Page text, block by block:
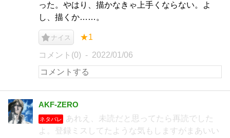
った。やはり、描かなきゃ上手くならない。よ
し、描くか……。
ナイス ★1
コメント(0) 2022/01/06
AKF-ZERO
ネタバレ
あれえ、未読だと思ってたら再読でした
よ。登録ミスしてたような気もしますがまあいい